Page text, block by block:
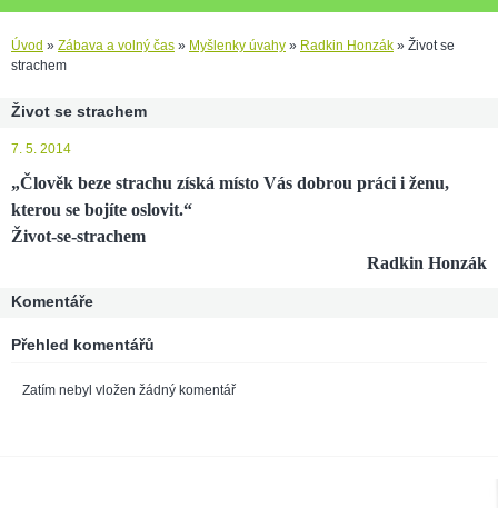
Úvod » Zábava a volný čas » Myšlenky úvahy » Radkin Honzák » Život se
strachem
Život se strachem
7. 5. 2014
„Člověk beze strachu získá místo Vás dobrou práci i ženu,
kterou se bojíte oslovit.“
Život-se-strachem
Radkin Honzák
Komentáře
Přehled komentářů
Zatím nebyl vložen žádný komentář